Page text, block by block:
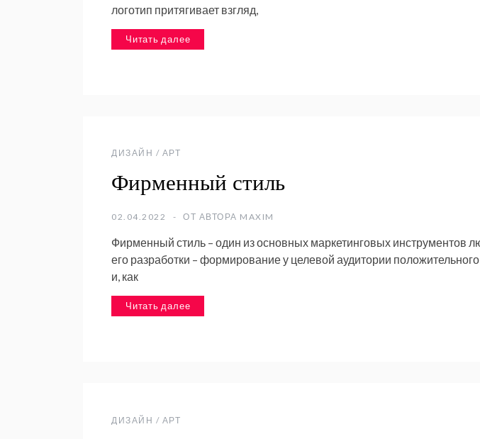
логотип притягивает взгляд,
Читать далее
ДИЗАЙН / АРТ
Фирменный стиль
02.04.2022 ОТ АВТОРА MAXIM
Фирменный стиль – один из основных маркетинговых инструментов
его разработки – формирование у целевой аудитории
и, как
Читать далее
ДИЗАЙН / АРТ